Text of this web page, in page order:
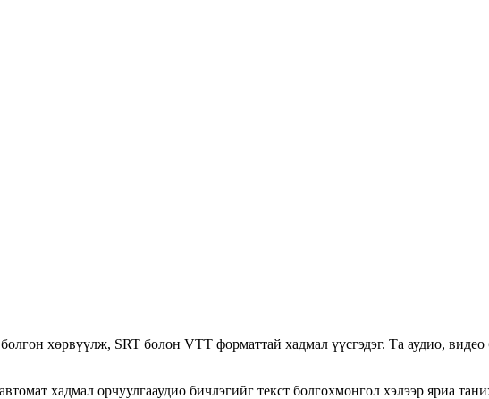
хөрвүүлж, SRT болон VTT форматтай хадмал үүсгэдэг. Та аудио,
автомат хадмал орчуулгааудио бичлэгийг текст болгохмонгол хэлээр яриа